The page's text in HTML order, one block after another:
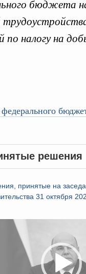
бюджета
налогу на
решения
принятые на
31 октября
ПН
3
31